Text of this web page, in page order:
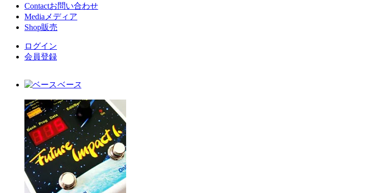
Contactお問い合わせ
Media メディア
Shop販売
ログイン
会員登録
ベース